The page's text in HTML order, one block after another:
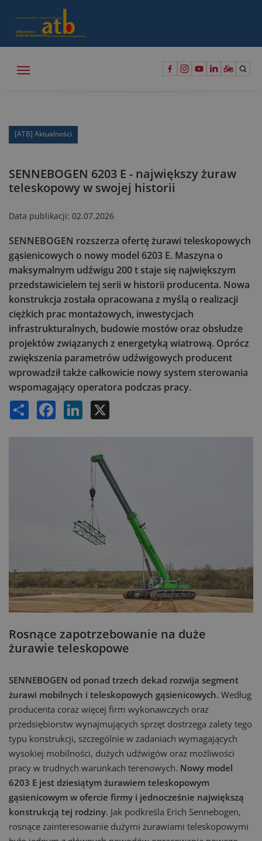
[ATB] Aktualności
SENNEBOGEN 6203 E - największy żuraw
teleskopowy w swojej historii
Data publikacji: 02.07.2026
SENNEBOGEN rozszerza ofertę żurawi teleskopowych
gąsienicowych o nowy model 6203 E. Maszyna o
maksymalnym udźwigu 200 t staje się największym
przedstawicielem tej serii w historii producenta. Nowa
konstrukcja została opracowana z myślą o realizacji
ciężkich prac montażowych, inwestycjach
infrastrukturalnych, budowie mostów oraz obsłudze
projektów związanych z energetyką wiatrową. Oprócz
zwiększenia parametrów udźwigowych producent
wprowadził także całkowicie nowy system sterowania
wspomagający operatora podczas pracy.
Share Facebook LinkedIn
Rosnące zapotrzebowanie na duże
żurawie teleskopowe
SENNEBOGEN od ponad trzech dekad rozwija segment
żurawi mobilnych i teleskopowych gąsienicowych. Według
producenta coraz więcej firm wykonawczych oraz
przedsiębiorstw wynajmujących sprzęt dostrzega zalety tego
typu konstrukcji, szczególnie w zadaniach wymagających
wysokiej mobilności, dużych udźwigów oraz możliwości
pracy w trudnych warunkach terenowych. Nowy model
6203 E jest dziesiątym żurawiem teleskopowym
gąsienicowym w ofercie firmy i jednocześnie największą
konstrukcją tej rodziny. Jak podkreśla Erich Sennebogen,
rosnące zainteresowanie dużymi żurawiami teleskopowymi